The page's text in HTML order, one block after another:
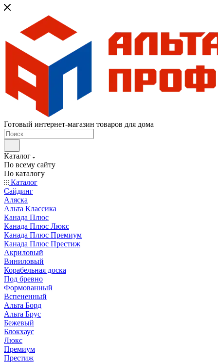
Готовый интернет-магазин товаров для дома
Каталог
По всему сайту
По каталогу
Каталог
Сайдинг
Аляска
Альта Классика
Канада Плюс
Канада Плюс Люкс
Канада Плюс Премиум
Канада Плюс Престиж
Акриловый
Виниловый
Корабельная доска
Под бревно
Формованный
Вспененный
Альта Борд
Альта Брус
Бежевый
Блокхаус
Люкс
Премиум
Престиж